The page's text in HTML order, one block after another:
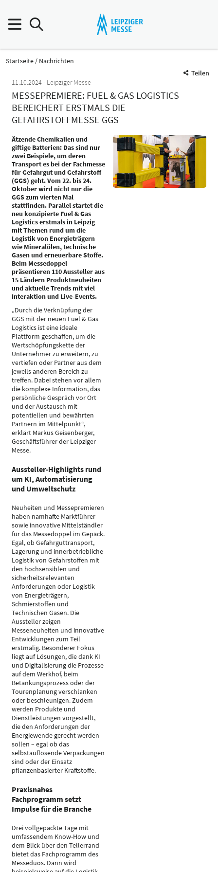
Startseite
Nachrichten
Teilen
11.10.2024
Leipziger Messe
MESSEPREMIERE: FUEL & GAS LOGISTICS
BEREICHERT ERSTMALS DIE
GEFAHRSTOFFMESSE GGS
Ätzende Chemikalien und
giftige Batterien: Das sind nur
zwei Beispiele, um deren
Transport es bei der Fachmesse
für Gefahrgut und Gefahrstoff
(GGS) geht. Vom 22. bis 24.
Oktober wird nicht nur die
GGS zum vierten Mal
stattfinden. Parallel startet die
neu konzipierte Fuel & Gas
Logistics erstmals in Leipzig
mit Themen rund um die
Logistik von Energieträgern
wie Mineralölen, technische
Gasen und erneuerbare Stoffe.
Beim Messedoppel
präsentieren 110 Aussteller aus
15 Ländern Produktneuheiten
und aktuelle Trends mit viel
Interaktion und Live-Events.
„Durch die Verknüpfung der
GGS mit der neuen Fuel & Gas
Logistics ist eine ideale
Plattform geschaffen, um die
Wertschöpfungskette der
Unternehmer zu erweitern, zu
vertiefen oder Partner aus dem
jeweils anderen Bereich zu
treffen. Dabei stehen vor allem
die komplexe Information, das
persönliche Gespräch vor Ort
und der Austausch mit
potentiellen und bewährten
Partnern im Mittelpunkt“,
erklärt Markus Geisenberger,
Geschäftsführer der Leipziger
Messe.
Aussteller-Highlights rund
um KI, Automatisierung
und Umweltschutz
Neuheiten und Messepremieren
haben namhafte Marktführer
sowie innovative Mittelständler
für das Messedoppel im Gepäck.
Egal, ob Gefahrguttransport,
Lagerung und innerbetriebliche
Logistik von Gefahrstoffen mit
den hochsensiblen und
sicherheitsrelevanten
Anforderungen oder Logistik
von Energieträgern,
Schmierstoffen und
Technischen Gasen. Die
Aussteller zeigen
Messeneuheiten und innovative
Entwicklungen zum Teil
erstmalig. Besonderer Fokus
liegt auf Lösungen, die dank KI
und Digitalisierung die Prozesse
auf dem Werkhof, beim
Betankungsprozess oder der
Tourenplanung verschlanken
oder beschleunigen. Zudem
werden Produkte und
Dienstleistungen vorgestellt,
die den Anforderungen der
Energiewende gerecht werden
sollen – egal ob das
selbstauflösende Verpackungen
sind oder der Einsatz
pflanzenbasierter Kraftstoffe.
Praxisnahes
Fachprogramm setzt
Impulse für die Branche
Drei vollgepackte Tage mit
umfassendem Know-How und
dem Blick über den Tellerrand
bietet das Fachprogramm des
Messeduos. Dann wird